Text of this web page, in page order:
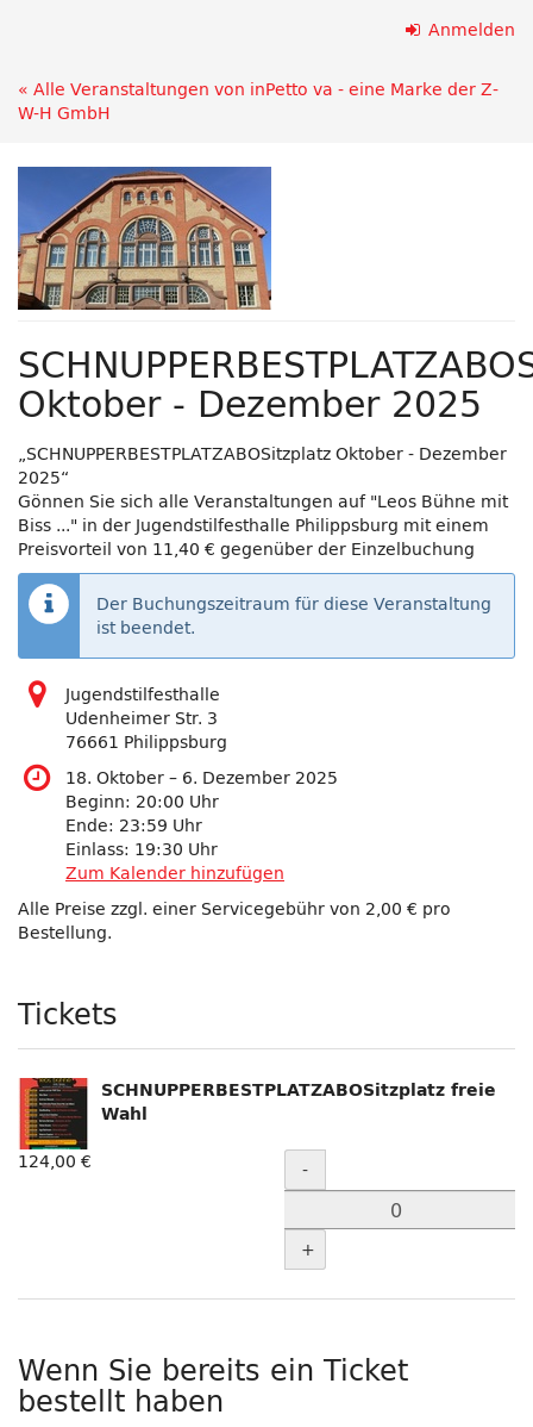
springen
Anmelden
« Alle Veranstaltungen von inPetto va - eine Marke der Z-
W-H GmbH
Oktober - Dezember 2025
„SCHNUPPERBESTPLATZABOSitzplatz Oktober - Dezember
2025“
Gönnen Sie sich alle Veranstaltungen auf "Leos Bühne mit
Biss ..." in der Jugendstilfesthalle Philippsburg mit einem
Preisvorteil von 11,40 € gegenüber der Einzelbuchung
Der Buchungszeitraum für diese Veranstaltung
ist beendet.
Jugendstilfesthalle
Udenheimer Str. 3
76661 Philippsburg
18. Oktober–bis
6. Dezember 2025
Beginn: 20:00 Uhr
Ende: 23:59 Uhr
Einlass: 19:30 Uhr
Zum Kalender hinzufügen
Alle Preise zzgl. einer Servicegebühr von 2,00 € pro
Bestellung.
Produkte
Tickets
SCHNUPPERBESTPLATZABOSitzplatz freie
Wahl
124,00 € Menge
-
+
Wenn Sie bereits ein Ticket
bestellt haben